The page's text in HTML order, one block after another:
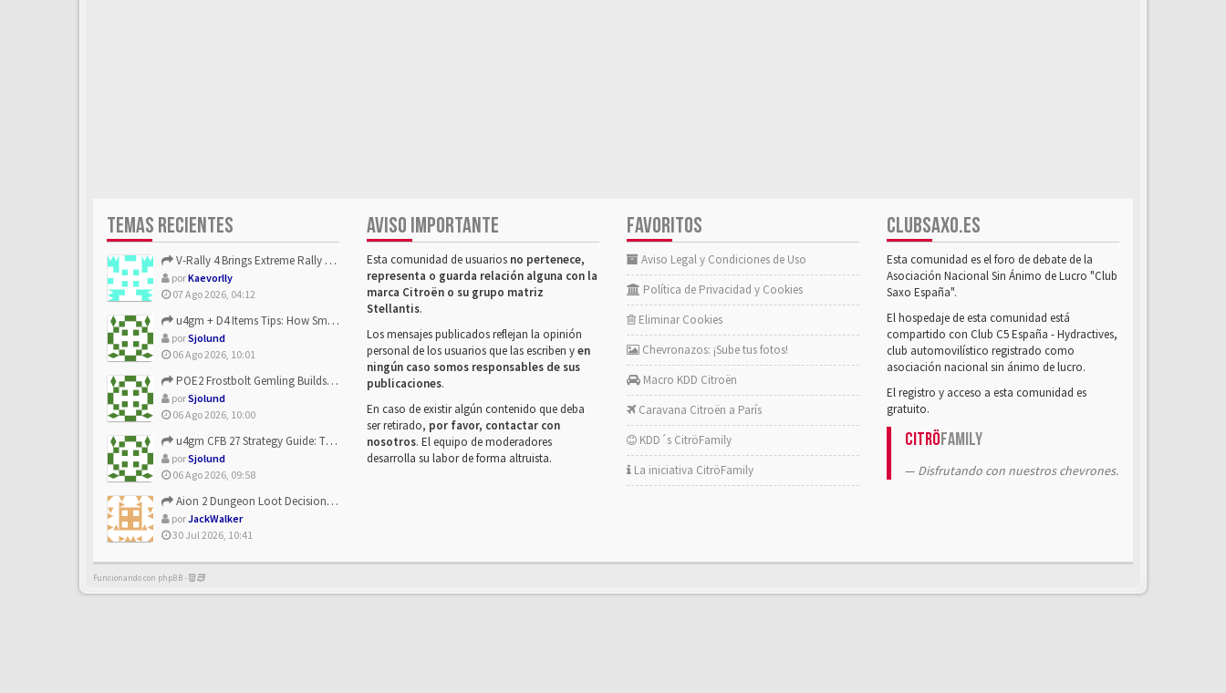
TEMAS RECIENTES
V-Rally 4 Brings Extreme Rally Racing With Challenging Track...
porKaevorlly
07 Ago 2026, 04:12
u4gm + D4 Items Tips: How Smart Players Optimize Gear, Build...
porSjolund
06 Ago 2026, 10:01
POE2 Frostbolt Gemling Builds Get Stronger With u4gm’s Ice C...
porSjolund
06 Ago 2026, 10:00
u4gm CFB 27 Strategy Guide: The Toxic Offensive Scheme Your ...
porSjolund
06 Ago 2026, 09:58
Aion 2 Dungeon Loot Decisions: Smarter Runs With U4N
porJackWalker
30 Jul 2026, 10:41
AVISO IMPORTANTE
Esta comunidad de usuarios no pertenece,
representa o guarda relación alguna con la
marca Citroën o su grupo matriz
Stellantis.
Los mensajes publicados reflejan la opinión
personal de los usuarios que las escriben yen
ningún caso somos responsables de sus
publicaciones.
En caso de existir algún contenido que deba
ser retirado, por favor, contactar con
nosotros. El equipo de moderadores
desarrolla su labor de forma altruista.
FAVORITOS
Aviso Legal y Condiciones de Uso
Política de Privacidad y Cookies
Eliminar Cookies
Chevronazos: ¡Sube tus fotos!
Macro KDD Citroën
Caravana Citroën a París
KDD´s CitröFamily
La iniciativa CitröFamily
CLUBSAXO.ES
Esta comunidad es el foro de debate de la
Asociación Nacional Sin Ánimo de Lucro "Club
Saxo España".
El hospedaje de esta comunidad está
compartido con Club C5 España - Hydractives,
club automovilístico registrado como
asociación nacional sin ánimo de lucro.
El registro y acceso a esta comunidad es
gratuito.
CitröFamily
Disfrutando con nuestros chevrones.
Funcionando con phpBB -